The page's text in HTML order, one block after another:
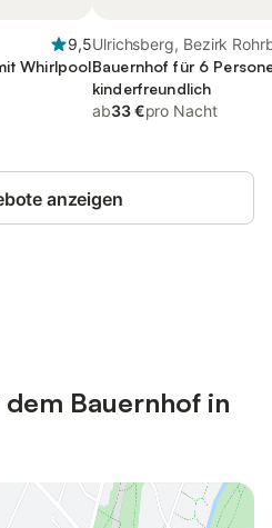
9,5
Whirlpool
Ulrichsberg, Bezirk
Bauernhof für 6
kinderfreundlich
ab33 €pro Nacht
anzeigen
Bauernhof in